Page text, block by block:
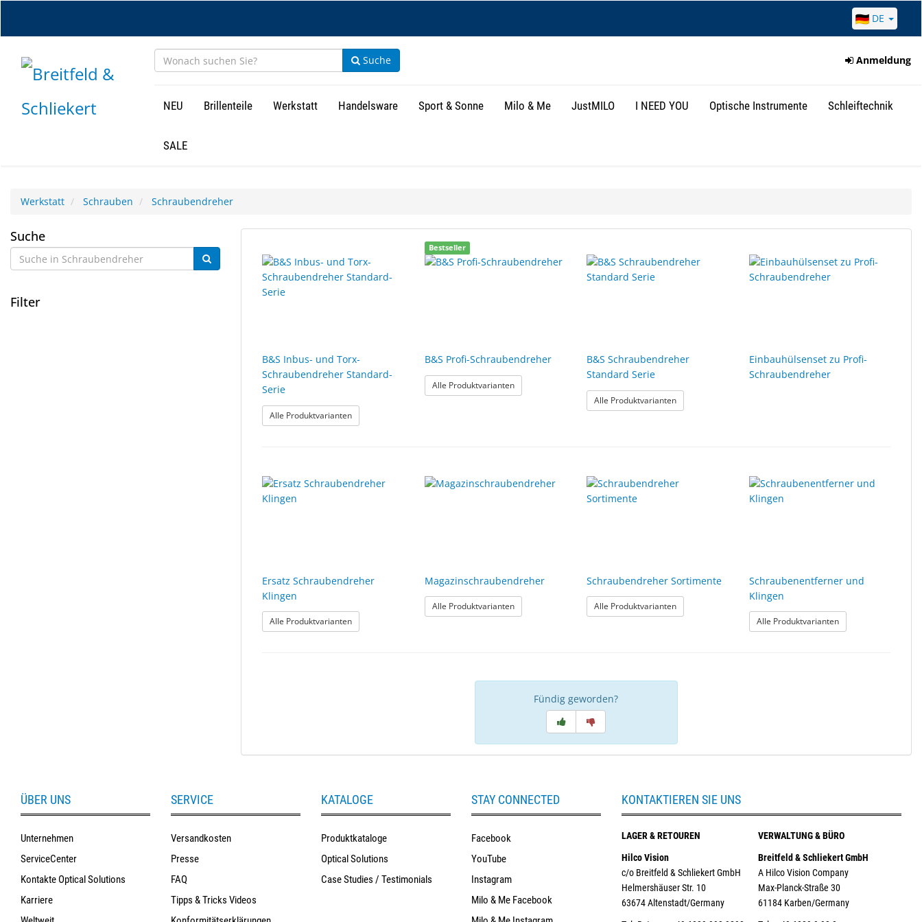
DE
Suche Anmeldung
NEU Brillenteile Werkstatt Handelsware Sport & Sonne Milo & Me JustMILO I NEED YOU Optische Instrumente Schleiftechnik
SALE
Werkstatt Schrauben Schraubendreher
Schraubendreher
Suche
Filter
Ergebnisse
gefunden.
gerendert.
B&S Inbus- und Torx-
Schraubendreher Standard-
Serie
Alle Produktvarianten: B&S Inbus- und Torx-Schraubendreher Standard-Serie
Bestseller
B&S Profi-Schraubendreher
Alle Produktvarianten: B&S Profi-Schraubendreher
B&S Schraubendreher
Standard Serie
Alle Produktvarianten: B&S Schraubendreher Standard Serie
Einbauhülsenset zu Profi-
Schraubendreher
Ersatz Schraubendreher
Klingen
Alle Produktvarianten: Ersatz Schraubendreher Klingen
Magazinschraubendreher
Alle Produktvarianten: Magazinschraubendreher
Schraubendreher Sortimente
Alle Produktvarianten: Schraubendreher Sortimente
Schraubenentferner und
Klingen
Alle Produktvarianten: Schraubenentferner
Fündig geworden?
ÜBER UNS
Unternehmen
ServiceCenter
Kontakte Optical Solutions
Karriere
SERVICE
Versandkosten
Presse
FAQ
Tipps & Tricks Videos
KATALOGE
Produktkataloge
Optical Solutions
Case Studies / Testimonials
STAY CONNECTED
Facebook
YouTube
Instagram
Milo & Me Facebook
KONTAKTIEREN SIE UNS
LAGER & RETOUREN
Hilco Vision
c/o Breitfeld & Schliekert GmbH
Helmershäuser Str. 10
63674 Altenstadt/Germany
VERWALTUNG & BÜRO
Breitfeld & Schliekert GmbH
A Hilco Vision Company
Max-Planck-Straße 30
61184 Karben/Germany